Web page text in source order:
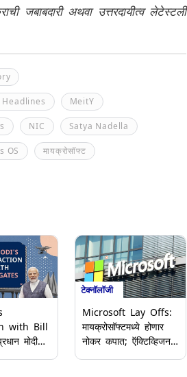
जबाबदारी अथवा उत्तरदायीत्व लेटेस्टली
MeitY
NIC Satya Nadella
OS मायक्रोसॉफ्ट
with Bill
मोदी
टेक्नॉलॉजी
Microsoft Lay Offs:
मायक्रोसॉफ्टमध्ये होणार
नोकर कपात; ऍक्टिव्हिजन